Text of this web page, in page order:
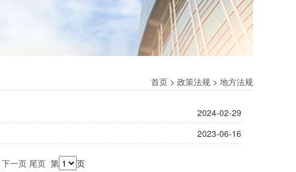
首页 > 政策法规 > 地方法规
2024-02-29
2023-06-16
下一页 尾页第 页